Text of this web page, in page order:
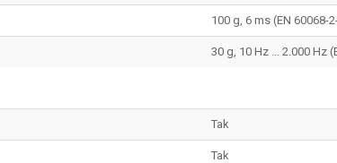
100 g, 6 ms (EN 60068-
30 g, 10 Hz ... 2.000 Hz
Tak
Tak